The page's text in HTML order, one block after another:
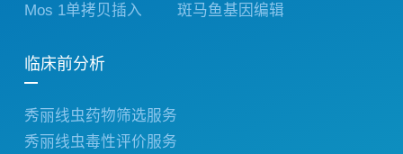
Mos 1单拷贝插入
斑马鱼基因编辑
临床前分析
秀丽线虫药物筛选服务
秀丽线虫毒性评价服务